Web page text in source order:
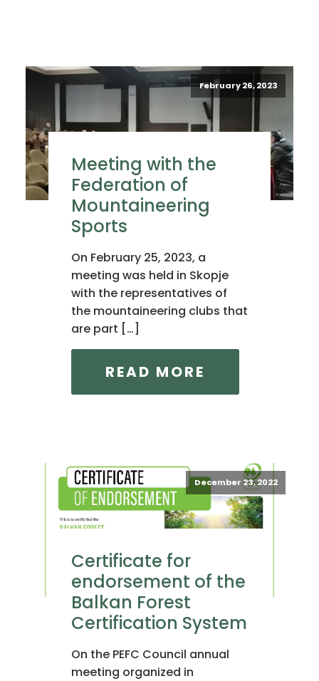
February 26, 2023
Meeting with the
Federation of
Mountaineering
Sports
On February 25, 2023, a
meeting was held in Skopje
with the representatives of
the mountaineering clubs that
are part […]
READ MORE
December 23, 2022
Certificate for
endorsement of the
Balkan Forest
Certification System
On the PEFC Council annual
meeting organized in